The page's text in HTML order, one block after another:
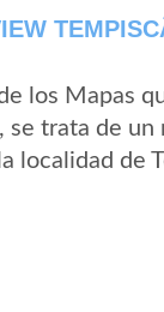
los Mapas
se trata de
localidad de